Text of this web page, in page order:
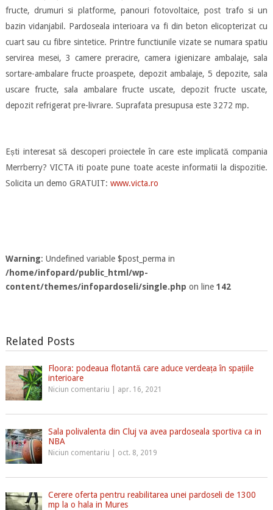
fructe, drumuri si platforme, panouri fotovoltaice, post trafo si un
bazin vidanjabil. Pardoseala interioara va fi din beton elicopterizat cu
cuart sau cu fibre sintetice. Printre functiunile vizate se numara spatiu
servirea mesei, 3 camere preracire, camera igienizare ambalaje, sala
sortare-ambalare fructe proaspete, depozit ambalaje, 5 depozite, sala
uscare fructe, sala ambalare fructe uscate, depozit fructe uscate,
depozit refrigerat pre-livrare. Suprafata presupusa este 3272 mp.
Ești interesat să descoperi proiectele în care este implicată compania
Merrberry? VICTA iti poate pune toate aceste informatii la dispozitie.
Solicita un demo GRATUIT: www.victa.ro
Warning: Undefined variable $post_perma in
/home/infopard/public_html/wp-
content/themes/infopardoseli/single.php on line 142
Related Posts
Floora: podeaua flotantă care aduce verdeața în spațiile
interioare
Niciun comentariu apr. 16, 2021
Sala polivalenta din Cluj va avea pardoseala sportiva ca in
NBA
Niciun comentariu oct. 8, 2019
Cerere oferta pentru reabilitarea unei pardoseli de 1300
mp la o hala in Mures